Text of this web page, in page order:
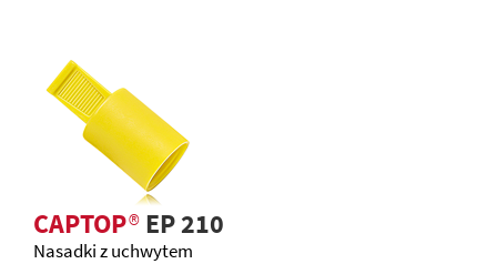
CAPTOP®EP 210
Nasadki z uchwytem